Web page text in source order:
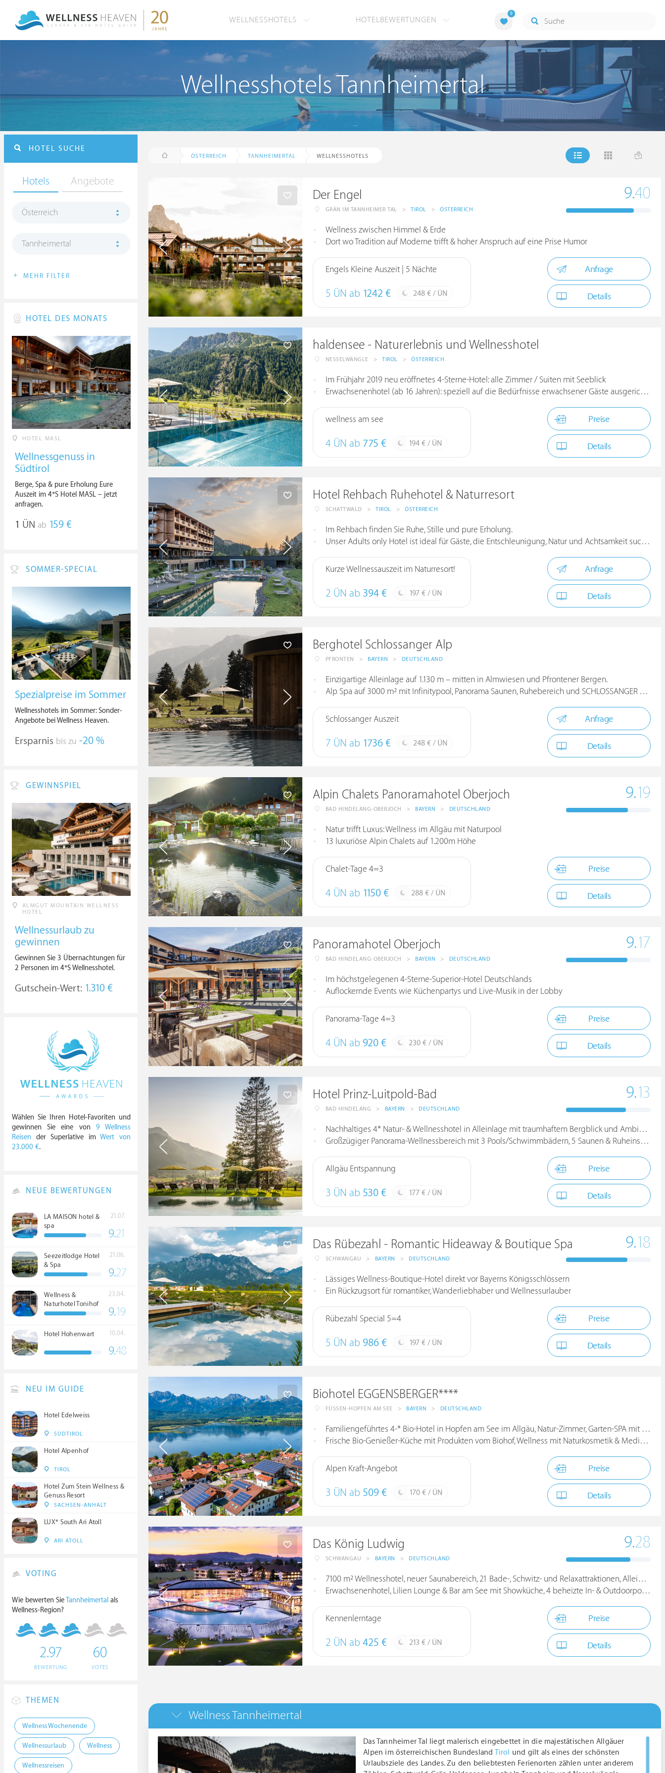
WELLNESSHOTELS HOTELBEWERTUNGEN
0
Wellnesshotels Tannheimertal
ÖSTERREICH TANNHEIMERTAL WELLNESSHOTELS
Der Engel
GRÄN IM TANNHEIMER TAL > TIROL > ÖSTERREICH
9.40
Wellness zwischen Himmel & Erde
Dort wo Tradition auf Moderne trifft & hoher Anspruch auf eine Prise Humor
Engels Kleine Auszeit | 5 Nächte
5 ÜN ab 1242 € 248 € / ÜN
Anfrage
Details
haldensee - Naturerlebnis und Wellnesshotel
NESSELWÄNGLE > TIROL > ÖSTERREICH
Im Frühjahr 2019 neu eröffnetes 4-Sterne-Hotel: alle Zimmer / Suiten mit Seeblick
Erwachsenenhotel (ab 16 Jahren): speziell auf die Bedürfnisse erwachsener Gäste ausgerichtet
wellness am see
4 ÜN ab 775 € 194 € / ÜN
Preise
Details
Hotel Rehbach Ruhehotel & Naturresort
SCHATTWALD > TIROL > ÖSTERREICH
Im Rehbach finden Sie Ruhe, Stille und pure Erholung.
Unser Adults only Hotel ist ideal für Gäste, die Entschleunigung, Natur und Achtsamkeit suchen.
Kurze Wellnessauszeit im Naturresort!
2 ÜN ab 394 € 197 € / ÜN
Anfrage
Details
Berghotel Schlossanger Alp
PFRONTEN > BAYERN > DEUTSCHLAND
Einzigartige Alleinlage auf 1.130 m – mitten in Almwiesen und Pfrontener Bergen.
Alp Spa auf 3000 m² mit Infinitypool, Panorama Saunen, Ruhebereich und SCHLOSSANGER Weiher.
Schlossanger Auszeit
7 ÜN ab 1736 € 248 € / ÜN
Anfrage
Details
Alpin Chalets Panoramahotel Oberjoch
BAD HINDELANG-OBERJOCH > BAYERN > DEUTSCHLAND
9.19
Natur trifft Luxus: Wellness im Allgäu mit Naturpool
13 luxuriöse Alpin Chalets auf 1.200m Höhe
Chalet-Tage 4=3
4 ÜN ab 1150 € 288 € / ÜN
Preise
Details
Panoramahotel Oberjoch
BAD HINDELANG-OBERJOCH > BAYERN > DEUTSCHLAND
9.17
Im höchstgelegenen 4-Sterne-Superior-Hotel Deutschlands
Auflockernde Events wie Küchenpartys und Live-Musik in der Lobby
Panorama-Tage 4=3
4 ÜN ab 920 € 230 € / ÜN
Preise
Details
Hotel Prinz-Luitpold-Bad
BAD HINDELANG > BAYERN > DEUTSCHLAND
9.13
Nachhaltiges 4* Natur- & Wellnesshotel in Alleinlage mit traumhaftem Bergblick und Ambiente
Großzügiger Panorama-Wellnessbereich mit 3 Pools/Schwimmbädern, 5 Saunen & Ruheinseln innen & außen
Allgäu Entspannung
3 ÜN ab 530 € 177 € / ÜN
Preise
Details
Das Rübezahl - Romantic Hideaway & Boutique Spa
SCHWANGAU > BAYERN > DEUTSCHLAND
9.18
Lässiges Wellness-Boutique-Hotel direkt vor Bayerns Königsschlössern
Ein Rückzugsort für romantiker, Wanderliebhaber und Wellnessurlauber
Rübezahl Special 5=4
5 ÜN ab 986 € 197 € / ÜN
Preise
Details
Biohotel EGGENSBERGER****
FÜSSEN-HOPFEN AM SEE > BAYERN > DEUTSCHLAND
Familiengeführtes 4-* Bio-Hotel in Hopfen am See im Allgäu, Natur-Zimmer, Garten-SPA mit Naturpool
Frische Bio-Genießer-Küche mit Produkten vom Biohof, Wellness mit Naturkosmetik & Medical Wellness
Alpen Kraft-Angebot
3 ÜN ab 509 € 170 € / ÜN
Preise
Details
Das König Ludwig
SCHWANGAU > BAYERN > DEUTSCHLAND
9.28
7100 m² Wellnesshotel, neuer Saunabereich, 21 Bade-, Schwitz- und Relaxattraktionen, Alleinlage
Erwachsenenhotel, Lilien Lounge & Bar am See mit Showküche, 4 beheizte In- & Outdoorpools
Kennenlerntage
2 ÜN ab 425 € 213 € / ÜN
Preise
Details
Wellness Tannheimertal
Das Tannheimer Tal liegt malerisch eingebettet in die majestätischen Allgäuer
Alpen im österreichischen Bundesland Tirol
und gilt als eines der schönsten
Urlaubsziele des Landes. Zu den beliebtesten Ferienorten zählen unter anderem
HOTEL SUCHE
Hotels Angebote
Österreich
Tannheimertal
+ MEHR FILTER
HOTEL DES MONATS
HOTEL MASL
Wellnessgenuss in
Südtirol
Berge, Spa & pure Erholung Eure
Auszeit im 4*S Hotel MASL – jetzt
anfragen.
1 ÜN ab 159 €
SOMMER-SPECIAL
Spezialpreise im Sommer
Wellnesshotels im Sommer: Sonder-
Angebote bei Wellness Heaven.
Ersparnis bis zu -20 %
GEWINNSPIEL
ALMGUT MOUNTAIN WELLNESS
HOTEL
Wellnessurlaub zu
gewinnen
Gewinnen Sie 3 Übernachtungen für
2 Personen im 4*S Wellnesshotel.
Gutschein-Wert: 1.310 €
Wählen Sie Ihren Hotel-Favoriten und
gewinnen Sie eine von 9 Wellness
Reisen der Superlative imWert von
23.000 €.
NEUE BEWERTUNGEN
LA MAISON hotel &
spa
21.07.
9.21
Seezeitlodge Hotel
& Spa
21.06.
9.27
Wellness &
Naturhotel Tonihof
****S
23.04.
9.19
Hotel Hohenwart 10.04.
9.48
NEU IM GUIDE
Hotel Edelweiss
SÜDTIROL
Hotel Alpenhof
TIROL
Hotel Zum Stein Wellness &
Genuss Resort
SACHSEN-ANHALT
LUX* South Ari Atoll
ARI ATOLL
VOTING
Wie bewerten SieTannheimertal als
Wellness-Region?
2.97
BEWERTUNG
60
VOTES
THEMEN
Wellness Wochenende
Wellnessurlaub Wellness
Wellnessreisen